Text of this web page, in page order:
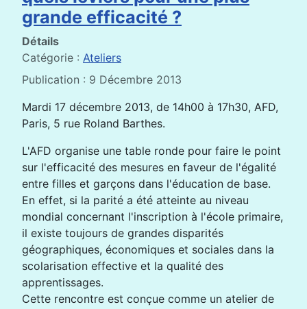
grande efficacité ?
Détails
Catégorie : Ateliers
Publication : 9 Décembre 2013
Mardi 17 décembre 2013, de 14h00 à 17h30, AFD,
Paris, 5 rue Roland Barthes.
L'AFD organise une table ronde pour faire le point
sur l'efficacité des mesures en faveur de l'égalité
entre filles et garçons dans l'éducation de base.
En effet, si la parité a été atteinte au niveau
mondial concernant l'inscription à l'école primaire,
il existe toujours de grandes disparités
géographiques, économiques et sociales dans la
scolarisation effective et la qualité des
apprentissages.
Cette rencontre est conçue comme un atelier de